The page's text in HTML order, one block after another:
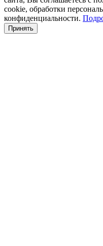
cookie, обработки
конфиденциальности.
Принять